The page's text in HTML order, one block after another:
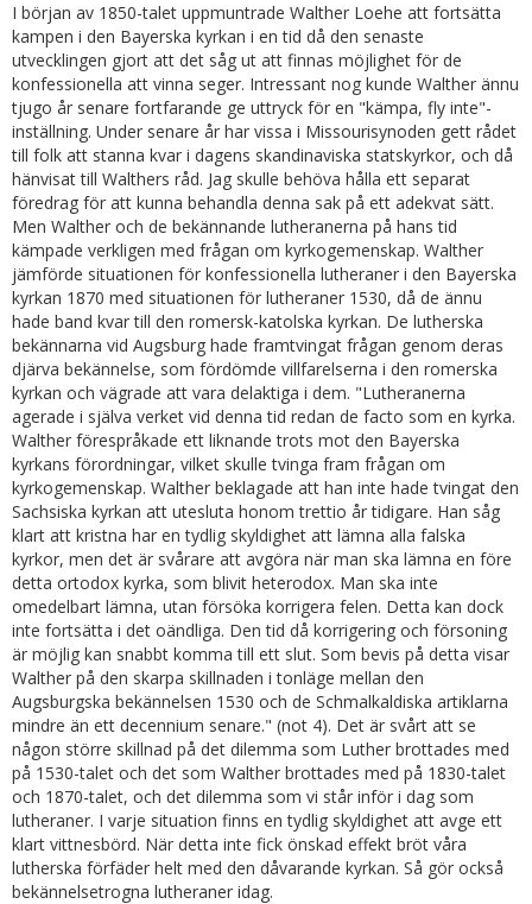
I början av 1850-talet uppmuntrade Walther Loehe att fortsätta
kampen i den Bayerska kyrkan i en tid då den senaste
utvecklingen gjort att det såg ut att finnas möjlighet för de
konfessionella att vinna seger. Intressant nog kunde Walther ännu
tjugo år senare fortfarande ge uttryck för en "kämpa, fly inte"-
inställning. Under senare år har vissa i Missourisynoden gett rådet
till folk att stanna kvar i dagens skandinaviska statskyrkor, och då
hänvisat till Walthers råd. Jag skulle behöva hålla ett separat
föredrag för att kunna behandla denna sak på ett adekvat sätt.
Men Walther och de bekännande lutheranerna på hans tid
kämpade verkligen med frågan om kyrkogemenskap. Walther
jämförde situationen för konfessionella lutheraner i den Bayerska
kyrkan 1870 med situationen för lutheraner 1530, då de ännu
hade band kvar till den romersk-katolska kyrkan. De lutherska
bekännarna vid Augsburg hade framtvingat frågan genom deras
djärva bekännelse, som fördömde villfarelserna i den romerska
kyrkan och vägrade att vara delaktiga i dem. "Lutheranerna
agerade i själva verket vid denna tid redan de facto som en kyrka.
Walther förespråkade ett liknande trots mot den Bayerska
kyrkans förordningar, vilket skulle tvinga fram frågan om
kyrkogemenskap. Walther beklagade att han inte hade tvingat den
Sachsiska kyrkan att utesluta honom trettio år tidigare. Han såg
klart att kristna har en tydlig skyldighet att lämna alla falska
kyrkor, men det är svårare att avgöra när man ska lämna en före
detta ortodox kyrka, som blivit heterodox. Man ska inte
omedelbart lämna, utan försöka korrigera felen. Detta kan dock
inte fortsätta i det oändliga. Den tid då korrigering och försoning
är möjlig kan snabbt komma till ett slut. Som bevis på detta visar
Walther på den skarpa skillnaden i tonläge mellan den
Augsburgska bekännelsen 1530 och de Schmalkaldiska artiklarna
mindre än ett decennium senare." (not 4). Det är svårt att se
någon större skillnad på det dilemma som Luther brottades med
på 1530-talet och det som Walther brottades med på 1830-talet
och 1870-talet, och det dilemma som vi står inför i dag som
lutheraner. I varje situation finns en tydlig skyldighet att avge ett
klart vittnesbörd. När detta inte fick önskad effekt bröt våra
lutherska förfäder helt med den dåvarande kyrkan. Så gör också
bekännelsetrogna lutheraner idag.